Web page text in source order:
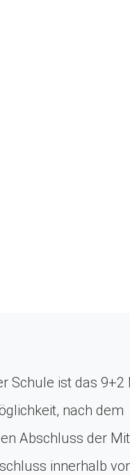
Schule ist das 9+2
nach dem
Abschluss der
innerhalb